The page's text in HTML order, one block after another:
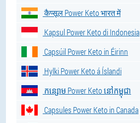
कैप्सूल Power Keto भारत में
Kapsul Power Keto di Indonesia
Capsúil Power Keto in Éirinn
Hylki Power Keto á Íslandi
កន្សោម Power Keto នៅកម្ពុជា
Capsules Power Keto in Canada